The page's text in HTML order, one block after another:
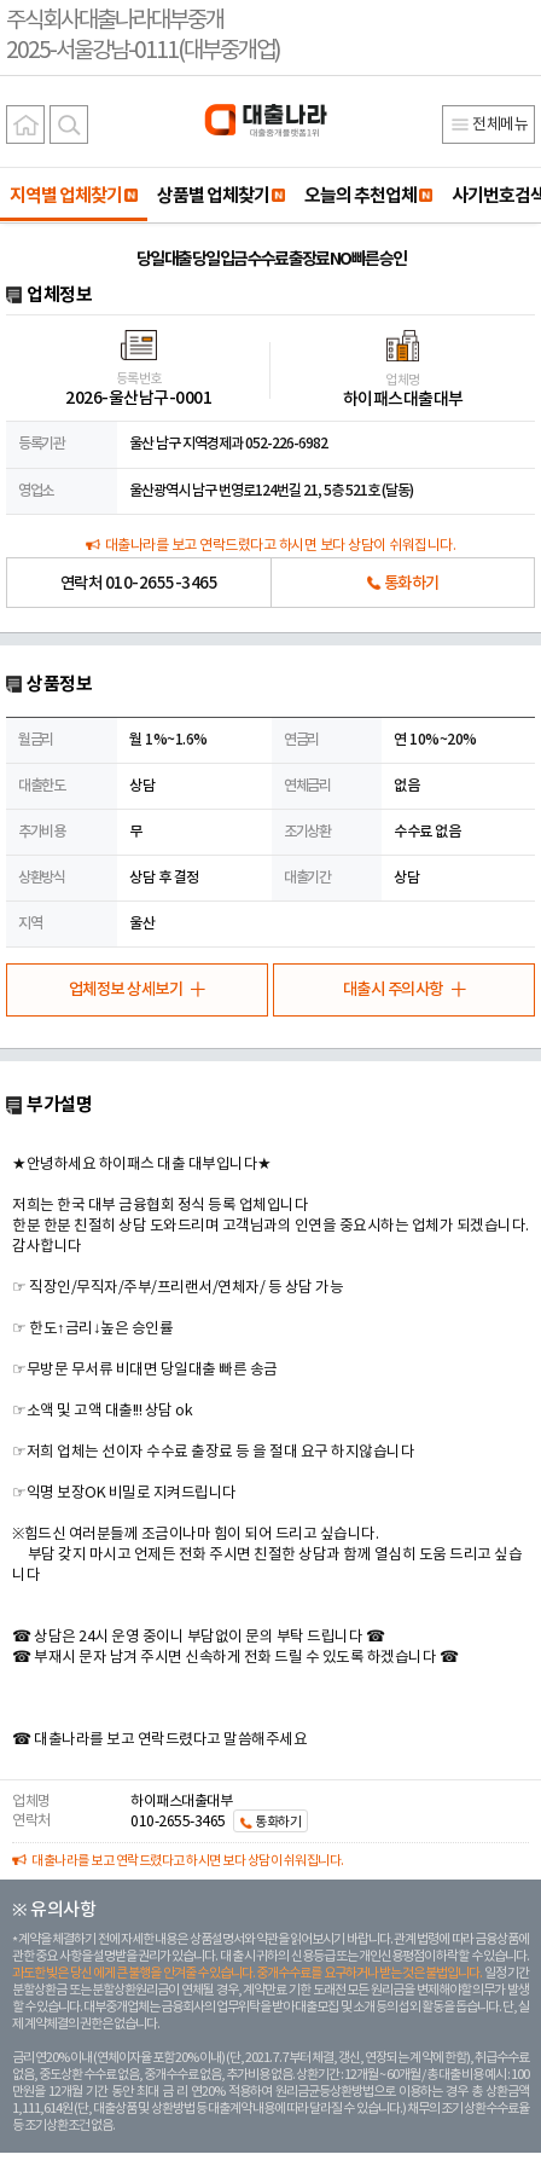
주식회사대출나라대부중개
2025-서울강남-0111(대부중개업)
전체메뉴
지역별 업체찾기 상품별 업체찾기 오늘의 추천업체 사기번호검
당일 대출 당일 입금 수수료 출장료 NO 빠른 승인
업체정보
등록번호
2026-울산남구-0001
업체명
하이패스대출대부
등록기관 울산 남구 지역경제과 052-226-6982
영업소 울산광역시 남구 번영로124번길 21, 5층 521호 (달동)
대출나라를 보고 연락드렸다고 하시면 보다 상담이 쉬워집니다.
연락처 010-2655-3465 통화하기
상품정보
월금리 월 1%~1.6% 연금리 연 10%~20%
대출한도 상담 연체금리 없음
추가비용 무 조기상환 수수료 없음
상환방식 상담 후 결정 대출기간 상담
지역 울산
업체정보 상세보기 대출시 주의사항
부가설명
★안녕하세요 하이패스 대출 대부입니다★
저희는 한국 대부 금융협회 정식 등록 업체입니다
한분 한분 친절히 상담 도와드리며 고객님과의 인연을 중요시하는 업체가 되겠습니다.
감사합니다
☞ 직장인/무직자/주부/프리랜서/연체자/ 등 상담 가능
☞ 한도↑금리↓높은 승인률
☞무방문 무서류 비대면 당일대출 빠른 송금
☞소액 및 고액 대출!!! 상담 ok
☞저희 업체는 선이자 수수료 출장료 등 을 절대 요구 하지않습니다
☞익명 보장OK 비밀로 지켜드립니다
※힘드신 여러분들께 조금이나마 힘이 되어 드리고 싶습니다.
부담 갖지 마시고 언제든 전화 주시면 친절한 상담과 함께 열심히 도움 드리고 싶습
니다
☎ 상담은 24시 운영 중이니 부담없이 문의 부탁 드립니다 ☎
☎ 부재시 문자 남겨 주시면 신속하게 전화 드릴 수 있도록 하겠습니다 ☎
☎ 대출나라를 보고 연락드렸다고 말씀해주세요
업체명
하이패스대출대부
연락처
010-2655-3465 통화하기
대출나라를 보고 연락드렸다고 하시면 보다 상담이 쉬워집니다.
※ 유의사항
계약을 체결하기 전에 자세한 내용은 상품설명서와 약관을 읽어보시기 바랍니다. 관계 법령에 따라 금융상품에
관한 중요 사항을 설명받을 권리가 있습니다. 대 출 시 귀하의 신용등급 또는 개인신용평점이 하락할 수 있습니다.
과도한 빚은 당신 에게 큰 불행을 안겨줄 수 있습니다. 중개수수료를 요구하거나 받는 것은 불법입니다. 일정 기간
분할상환금 또는 분할상환원리금이 연체될 경우, 계약만료 기한 도래전 모든 원리금을 변제해야할 의무가 발생
할 수 있습니다. 대부중개업체는 금융회사의 업무위탁을 받아 대출모집 및 소개 등의 섭외 활동을 돕습니다. 단, 실
제 계약체결의 권한은 없습니다.
금리 연20% 이내 (연체이자율 포함 20% 이내) (단, 2021. 7. 7부터 체결, 갱신, 연장되는 계 약에 한함), 취급수수료
없음, 중도상환 수수료 없음, 중개수수료 없음, 추가비용 없음. 상환기간 : 12개월 ~ 60개월 / 총 대출 비용 예시 : 100
만원을 12개월 기간 동안 최대 금 리 연20% 적용하여 원리금균등상환방법으로 이용하는 경우 총 상환금액
1,111,614원 (단, 대출상품 및 상환방법 등 대출계약 내용에 따라 달라질 수 있습니다.) 채무의 조기 상환수수료율
등 조기상환조건 없음.